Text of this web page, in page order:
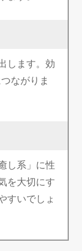
します。効
ながりま
し系」に性
を大切にす
すいでしょ